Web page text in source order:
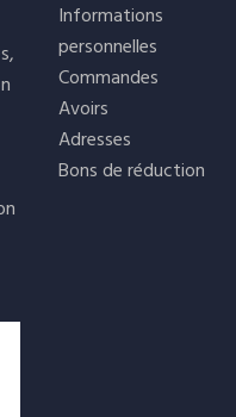
Informations
personnelles
Commandes
Avoirs
Adresses
Bons de réduction